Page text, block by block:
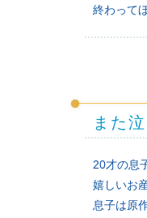
終わって
また
20才の息
嬉しいお
息子は原